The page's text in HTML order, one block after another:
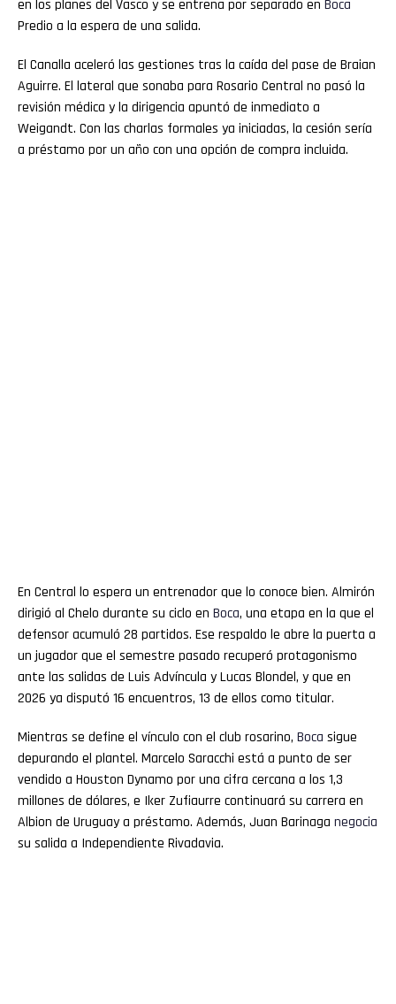
en los planes del Vasco y se entrena por separado en Boca
Predio a la espera de una salida.
El Canalla aceleró las gestiones tras la caída del pase de Braian
Aguirre. El lateral que sonaba para Rosario Central no pasó la
revisión médica y la dirigencia apuntó de inmediato a
Weigandt. Con las charlas formales ya iniciadas, la cesión sería
a préstamo por un año con una opción de compra incluida.
En Central lo espera un entrenador que lo conoce bien. Almirón
dirigió al Chelo durante su ciclo en Boca, una etapa en la que el
defensor acumuló 28 partidos. Ese respaldo le abre la puerta a
un jugador que el semestre pasado recuperó protagonismo
ante las salidas de Luis Advíncula y Lucas Blondel, y que en
2026 ya disputó 16 encuentros, 13 de ellos como titular.
Mientras se define el vínculo con el club rosarino, Boca sigue
depurando el plantel. Marcelo Saracchi está a punto de ser
vendido a Houston Dynamo por una cifra cercana a los 1,3
millones de dólares, e Iker Zufiaurre continuará su carrera en
Albion de Uruguay a préstamo. Además, Juan Barinaga negocia
su salida a Independiente Rivadavia.